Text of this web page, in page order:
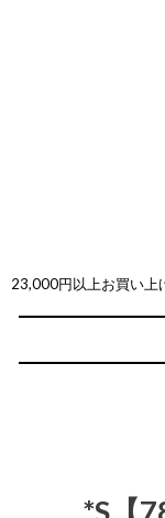
23,000円以上お買い上